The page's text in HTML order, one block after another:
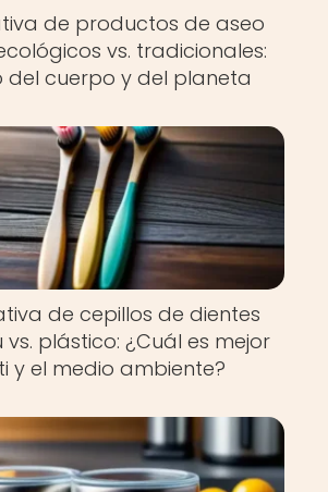
de productos de aseo
vs. tradicionales:
del cuerpo y del planeta
de cepillos de dientes
plástico: ¿Cuál es mejor
y el medio ambiente?